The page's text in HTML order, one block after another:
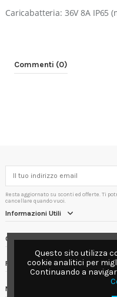
Caricabatteria: 36V 8A IP65
Commenti (0)
Resta aggiornato su sconti ed offerte. Ti
cancellare quando vuoi.
Informazioni Utili
Contact us
Follow us
Newsletter
Questo sito utilizza
cookie analitici per
Continuando a